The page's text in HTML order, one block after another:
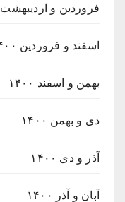
فروردین و اردیبهشت ۱۴۰۱
اسفند و فروردین ۱۴۰۰
بهمن و اسفند ۱۴۰۰
دی و بهمن ۱۴۰۰
آذر و دی ۱۴۰۰
آبان و آذر ۱۴۰۰